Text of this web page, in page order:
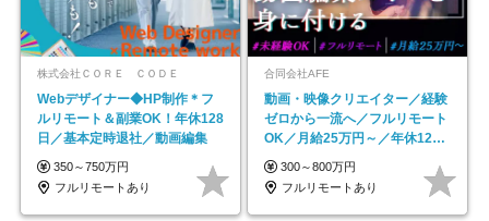
株式会社ＣＯＲＥ ＣＯＤＥ
Webデザイナー◆HP制作＊フ
ルリモート＆副業OK！年休128
日／基本定時退社／動画編集
350～750万円
フルリモートあり
合同会社AFE
動画・映像クリエイター／経験
ゼロから一流へ／フルリモート
OK／月給25万円～／年休125
日以上
300～800万円
フルリモートあり